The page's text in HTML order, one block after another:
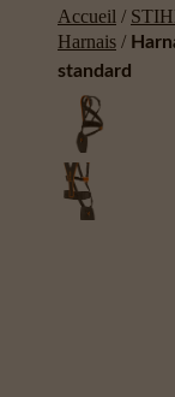
Accueil /
Harnais /
standard